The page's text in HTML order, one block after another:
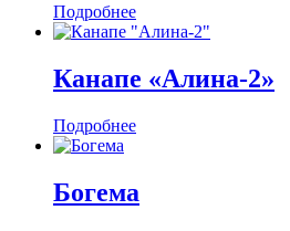
Подробнее
Канапе «Алина-2»
Подробнее
Богема